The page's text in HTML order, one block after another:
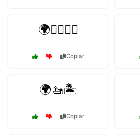
🌍🏄‍♀️🐠🍹
Copiar
🌍🚤🏝️
Copiar